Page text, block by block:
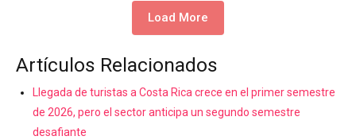
Load More
Artículos Relacionados
Llegada de turistas a Costa Rica crece en el primer semestre
de 2026, pero el sector anticipa un segundo semestre
desafiante